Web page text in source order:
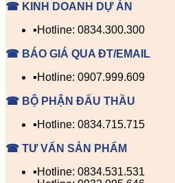
☎ KINH DOANH DỰ ÁN
▪️Hotline: 0834.300.300
☎ BÁO GIÁ QUA ĐT/EMAIL
▪️Hotline: 0907.999.609
☎ BỘ PHẬN ĐẤU THẦU
▪️Hotline: 0834.715.715
☎ TƯ VẤN SẢN PHẨM
▪️Hotline: 0834.531.531